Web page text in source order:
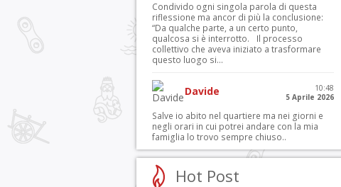
Condivido ogni singola parola di questa
riflessione ma ancor di più la conclusione:
“Da qualche parte, a un certo punto,
qualcosa si è interrotto. Il processo
collettivo che aveva iniziato a trasformare
questo luogo si...
Davide
10:48
5 Aprile 2026
Salve io abito nel quartiere ma nei giorni e
negli orari in cui potrei andare con la mia
famiglia lo trovo sempre chiuso..
Hot Post